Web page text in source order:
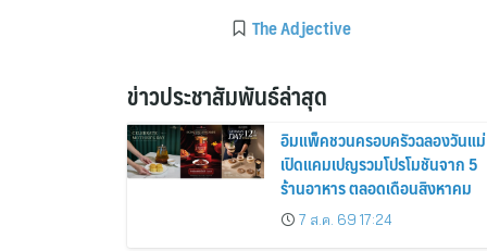
The Adjective
ข่าวประชาสัมพันธ์ล่าสุด
อิมแพ็คชวนครอบครัวฉลองวันแม่
เปิดแคมเปญรวมโปรโมชันจาก 5
ร้านอาหาร ตลอดเดือนสิงหาคม
7 ส.ค. 69 17:24